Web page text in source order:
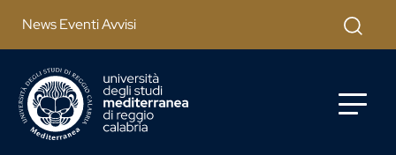
News Eventi Avvisi Cerca